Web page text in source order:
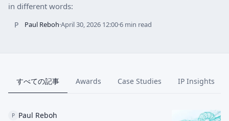
in different words:
P Paul Reboh·April 30, 2026 12:00·6 min read
すべての記事 Awards Case Studies IP Insights
P Paul Reboh